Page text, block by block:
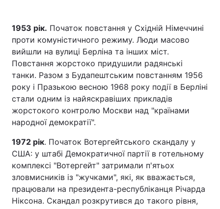
1953 рік. Початок повстання у Східній Німеччині
проти комуністичного режиму. Люди масово
вийшли на вулиці Берліна та інших міст.
Повстання жорстоко придушили радянські
танки. Разом з Будапештським повстанням 1956
року і Празькою весною 1968 року події в Берліні
стали одним із найяскравіших прикладів
жорстокого контролю Москви над "країнами
народної демократії".
1972 рік. Початок Вотергейтського скандалу у
США: у штабі Демократичної партії в готельному
комплексі "Вотергейт" затримали п'ятьох
зловмисників із "жучками", які, як вважається,
працювали на президента-республіканця Річарда
Ніксона. Скандал розкрутився до такого рівня,